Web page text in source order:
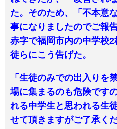
た。そのため、「不本意
事になりましたのでご報
赤字で福岡市内の中学校
徒らにこう告げた。
「生徒のみでの出入りを
場に集まるのも危険です
れる中学生と思われる生
せて頂きますがご了承くだ